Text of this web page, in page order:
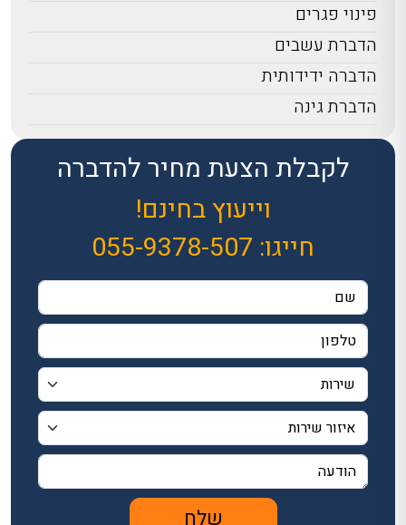
לקבלת הצעת מחיר להדברה
וייעוץ בחינם!
חייגו: 055-9378-507
פינוי פגרים
הדברת עשבים
הדברה ידידותית
הדברת גינה